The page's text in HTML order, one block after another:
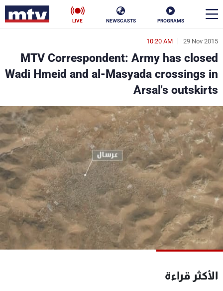
PROGRAMS
NEWSCASTS
LIVE
29 Nov 2015
10:20 AM
MTV Correspondent: Army has closed
Wadi Hmeid and al-Masyada crossings in
Arsal's outskirts
الأكثر قراءة
en
الأخبار
سياسة
إقتصاد فن
منوعات رياضة
كأس العالم
البرامج
جدول البرامج
شاهد البرامج
الترددات
عن MTV